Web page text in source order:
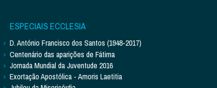
ESPECIAIS ECCLESIA
D. António Francisco dos Santos (1948-2017)
Centenário das aparições de Fátima
Jornada Mundial da Juventude 2016
Exortação Apostólica - Amoris Laetitia